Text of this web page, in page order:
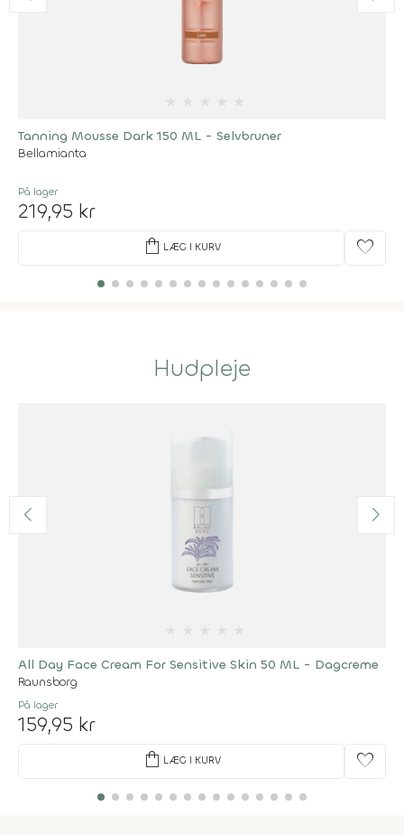
Tanning Mousse Dark 150 ML - Selvbruner
Bellamianta
På lager
219,95 kr
shopping_bag LÆG I KURV favorite
Hudpleje
All Day Face Cream For Sensitive Skin 50 ML - Dagcreme
Raunsborg
På lager
159,95 kr
shopping_bag LÆG I KURV favorite